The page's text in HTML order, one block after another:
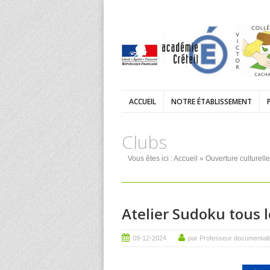
ACCUEIL NOTRE ÉTABLISSEMENT
Clubs
Vous êtes ici :Accueil » Ouverture culturelle
Atelier Sudoku tous
09-12-2024 par Professeur